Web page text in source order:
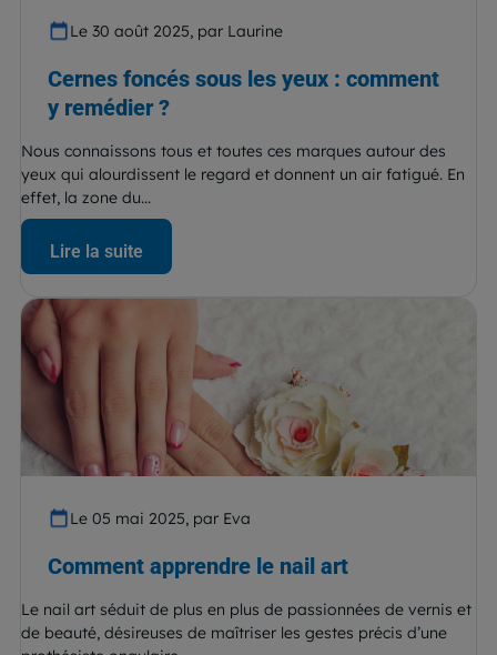
Le 30 août 2025, par Laurine
Cernes foncés sous les yeux : comment
y remédier ?
Nous connaissons tous et toutes ces marques autour des
yeux qui alourdissent le regard et donnent un air fatigué. En
effet, la zone du...
Lire la suite
Le 05 mai 2025, par Eva
Comment apprendre le nail art
Le nail art séduit de plus en plus de passionnées de vernis et
de beauté, désireuses de maîtriser les gestes précis d’une